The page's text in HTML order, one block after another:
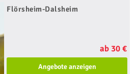
Flörsheim-Dalsheim
ab 30 €
Angebote anzeigen